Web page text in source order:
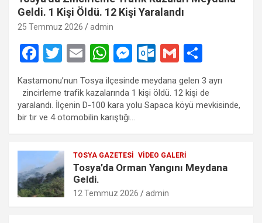
Geldi. 1 Kişi Öldü. 12 Kişi Yaralandı
25 Temmuz 2026 admin
F
ce
b
o
o
k
T
wi
tt
er
E
ail
W
at
s
A
p
M
es
se
n
g
er
O
ut
lo
o
o
G
m
ail
h
ar
e
Kastamonu’nun Tosya ilçesinde meydana gelen 3 ayrı
zincirleme trafik kazalarında 1 kişi öldü. 12 kişi de
yaralandı. İlçenin D-100 kara yolu Sapaca köyü mevkisinde,
bir tır ve 4 otomobilin karıştığı…
TOSYA GAZETESI VIDEO GALERI
Tosya’da Orman Yangını Meydana
Geldi.
12 Temmuz 2026 admin